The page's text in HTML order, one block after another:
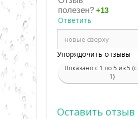
полезен? +13
Ответить
Упорядочить отзывы
Показано с 1 по 5 из 5
1)
Оставить отзыв